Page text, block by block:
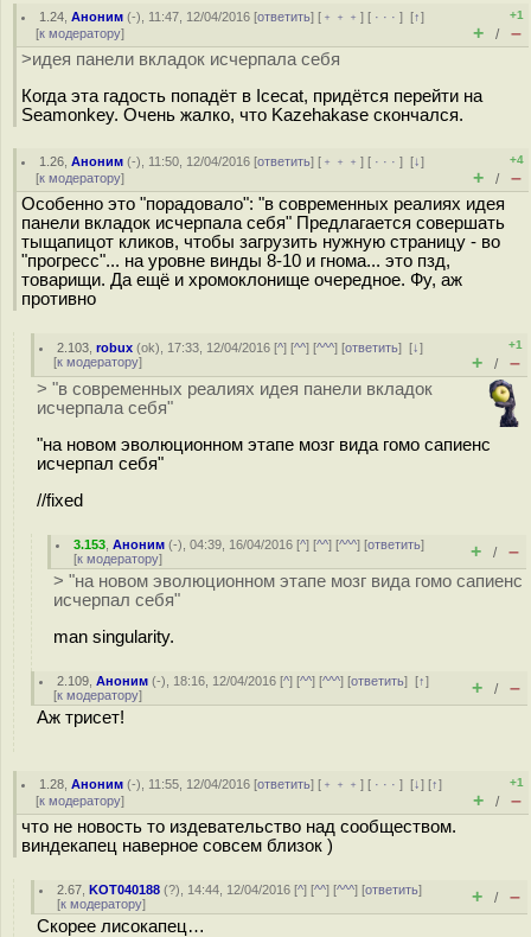
1.24 ,Аноним (-), 11:47, 12/04/2016 [ответить] [ ﹢﹢﹢] [ · · ·][↑]
[к модератору]
+1
+ / –
>идея панели вкладок исчерпала себя
Когда эта гадость попадёт в Icecat, придётся перейти на
Seamonkey. Очень жалко, что Kazehakase скончался.
1.26 ,Аноним (-), 11:50, 12/04/2016 [ответить] [ ﹢﹢﹢] [ · · ·][↓]
[к модератору]
+4
+ / –
Особенно это "порадовало": "в современных реалиях идея
панели вкладок исчерпала себя" Предлагается совершать
тыщапицот кликов, чтобы загрузить нужную страницу - во
"прогресс"... на уровне винды 8-10 и гнома... это пзд,
товарищи. Да ещё и хромоклонище очередное. Фу, аж
противно
2.103 ,robux (ok), 17:33, 12/04/2016 [^] [^^] [^^^] [ответить][↓]
[к модератору]
+1
+ / –
> "в современных реалиях идея панели вкладок
исчерпала себя"
"на новом эволюционном этапе мозг вида гомо сапиенс
исчерпал себя"
//fixed
3.153 ,Аноним (-), 04:39, 16/04/2016 [^] [^^] [^^^] [ответить]
[к модератору] + / –
> "на новом эволюционном этапе мозг вида гомо сапиенс
исчерпал себя"
man singularity.
2.109 ,Аноним (-), 18:16, 12/04/2016 [^] [^^] [^^^] [ответить][↑]
[к модератору] + / –
Аж трисет!
1.28 ,Аноним (-), 11:55, 12/04/2016 [ответить] [ ﹢﹢﹢] [ · · ·][↓] [↑]
[к модератору]
+1
+ / –
что не новость то издевательство над сообществом.
виндекапец наверное совсем близок )
2.67 ,KOT040188 (?), 14:44, 12/04/2016 [^] [^^] [^^^] [ответить]
[к модератору] + / –
Скорее лисокапец…